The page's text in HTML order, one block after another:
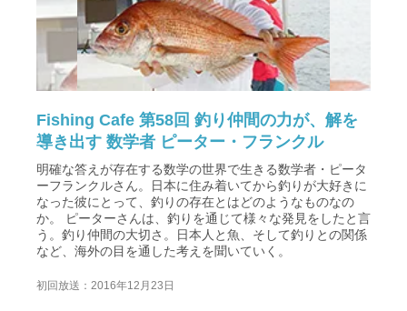
Fishing Cafe 第58回 釣り仲間の力が、解を
導き出す 数学者 ピーター・フランクル
明確な答えが存在する数学の世界で生きる数学者・ピータ
ーフランクルさん。日本に住み着いてから釣りが大好きに
なった彼にとって、釣りの存在とはどのようなものなの
か。 ピーターさんは、釣りを通じて様々な発見をしたと言
う。釣り仲間の大切さ。日本人と魚、そして釣りとの関係
など、海外の目を通した考えを聞いていく。
初回放送：2016年12月23日